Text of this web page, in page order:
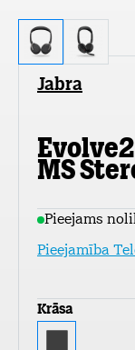
Jabra
MS
Pieejams
Pieejamība
Krāsa